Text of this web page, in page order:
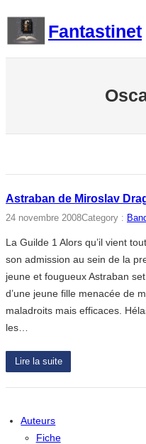
contenu
Fantastinet
Astraban de Miroslav
24 novembre 2008Category :
La Guilde 1 Alors qu’il vient
son admission au sein de la
jeune et fougueux Astraban
d’une jeune fille menacée de
maladroits mais efficaces.
les…
Lire la suite
Auteurs
Fiche